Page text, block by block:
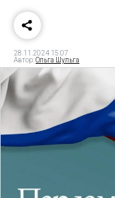
28.11.2024 15:07
Автор:Ольга Шульга